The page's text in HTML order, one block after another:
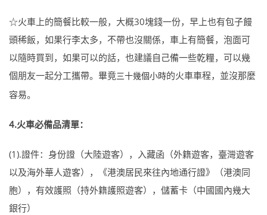
☆火車上的簡餐比較一般，大概30塊錢一份，早上也有包子饅
頭稀飯，如果行李太多，不帶也沒關係，車上有簡餐，泡面可
以隨時買到，如果可以的話，也建議自己備一些乾糧，可以幾
個朋友一起分工攜帶。畢竟三十幾個小時的火車車程，並沒那麼
容易。
4.火車必備品清單：
(1).證件：身份證（大陸遊客），入藏函（外籍遊客，臺灣遊客
以及海外華人遊客），《港澳居民來往內地通行證》（港澳同
胞），有效護照（持外籍護照遊客），儲蓄卡（中國國內幾大
銀行）